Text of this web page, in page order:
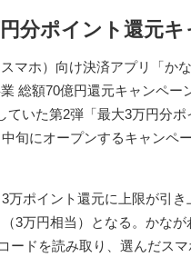
分ポイント還元キ
マホ）向け決済アプリ「か
総額70億円還元キャンペー
いた第2弾「最大3万円分
旬にオープンするキャンペ
万ポイント還元に上限が引
3万円相当）となる。かな
ードを読み取り、選んだス